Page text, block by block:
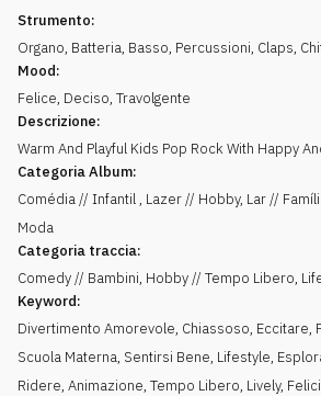
Strumento:
Organo, Batteria, Basso, Percussioni, Claps,
Mood:
Felice, Deciso, Travolgente
Descrizione:
Warm And Playful Kids Pop Rock With Happy
Categoria Album:
Comédia // Infantil , Lazer // Hobby, Lar //
Moda
Categoria traccia:
Comedy // Bambini, Hobby // Tempo Libero,
Keyword:
Divertimento Amorevole, Chiassoso, Eccitare,
Scuola Materna, Sentirsi Bene, Lifestyle,
Ridere, Animazione, Tempo Libero, Lively,